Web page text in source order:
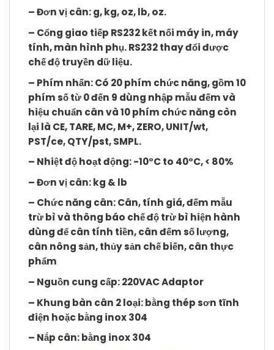
– Đơn vị cân: g, kg, oz, lb, oz.
– Cổng giao tiếp RS232 kết nối máy in, máy
tính, màn hình phụ. RS232 thay đổi được
chế độ truyền dữ liệu.
– Phím nhấn: Có 20 phím chức năng, gồm 10
phím số từ 0 đến 9 dùng nhập mẫu đếm và
hiệu chuẩn cân và 10 phím chức năng còn
lại là CE, TARE, MC, M+, ZERO, UNIT/wt,
PST/ce, QTY/pst, SMPL.
– Nhiệt độ hoạt động: -10°C to 40°C, < 80%
– Đơn vị cân: kg & lb
– Chức năng cân: Cân, tính giá, đếm mẫu
trừ bì và thông báo chế độ trừ bì hiện hành
dùng để cân tính tiền, cân đếm số lượng,
cân nông sản, thủy sản chế biến, cân thực
phẩm
– Nguồn cung cấp: 220VAC Adaptor
– Khung bàn cân 2 loại: bằng thép sơn tĩnh
điện hoặc bằng inox 304
– Nắp cân: bằng inox 304